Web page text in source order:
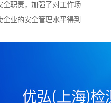
全职责，加强了对工作场
业的安全管理水平得到